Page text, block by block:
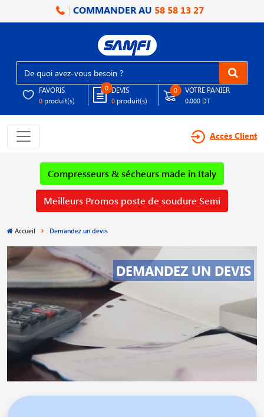
COMMANDER AU 58 58 13 27
FAVORIS
0 produit(s)
0 DEVIS
0 produit(s)
0 VOTRE PANIER
0.000 DT
Accès Client
Compresseurs & sécheurs made in Italy
Meilleurs Promos poste de soudure Semi
Accueil Demandez un devis
DEMANDEZ UN DEVIS